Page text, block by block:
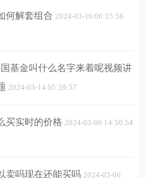
何解套组合 2024-03-16 06:15:56
基金叫什么名字来着呢视频讲
2024-03-14 05:39:57
买实时的价格 2024-03-06 14:50:54
卖吗现在还能买吗 2024-03-06